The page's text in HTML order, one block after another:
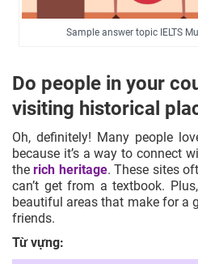
Sample answer topic IELTS
Do people in your
visiting historical
Oh, definitely! Many people
because it’s a way to connect
therich heritage. These sites
can’t get from a textbook.
beautiful areas that make for a
friends.
Từ vựng: